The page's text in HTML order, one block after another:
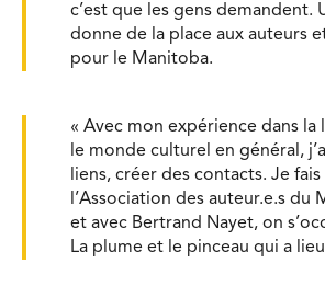
c’est que les gens demandent.
donne de la place aux auteurs
pour le Manitoba.
« Avec mon expérience dans
le monde culturel en général,
liens, créer des contacts. Je
l’Association des auteur.e.s du
et avec Bertrand Nayet, on
La plume et le pinceau qui a